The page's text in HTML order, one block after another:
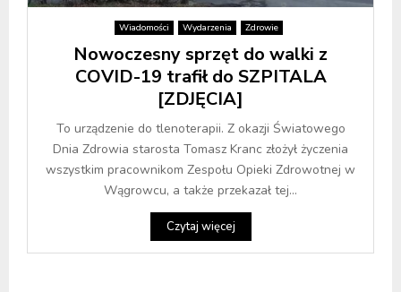
Wiadomości Wydarzenia Zdrowie
Nowoczesny sprzęt do walki z
COVID-19 trafił do SZPITALA
[ZDJĘCIA]
To urządzenie do tlenoterapii. Z okazji Światowego
Dnia Zdrowia starosta Tomasz Kranc złożył życzenia
wszystkim pracownikom Zespołu Opieki Zdrowotnej w
Wągrowcu, a także przekazał tej...
Czytaj więcej